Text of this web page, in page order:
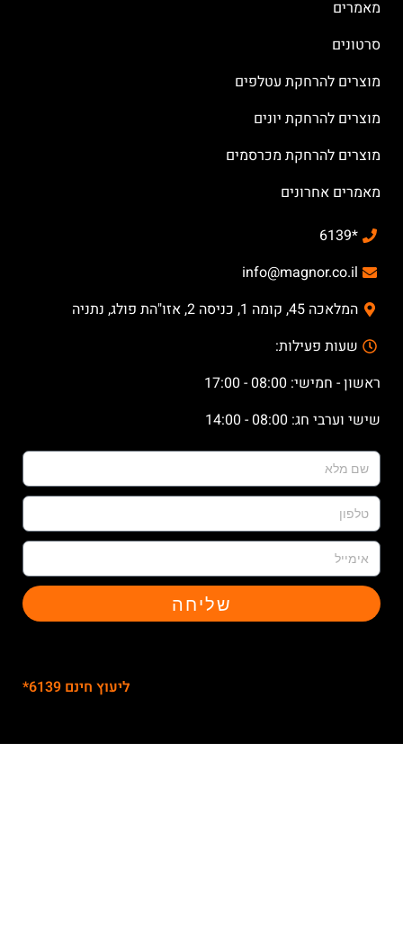
מאמרים
סרטונים
מוצרים להרחקת עטלפים
מוצרים להרחקת יונים
מוצרים להרחקת מכרסמים
מאמרים אחרונים
*6139
info@magnor.co.il
המלאכה 45, קומה 1, כניסה 2, אזו"הת פולג, נתניה
שעות פעילות:
ראשון - חמישי: 08:00 - 17:00
שישי וערבי חג: 08:00 - 14:00
שליחה
ליעוץ חינם 6139*